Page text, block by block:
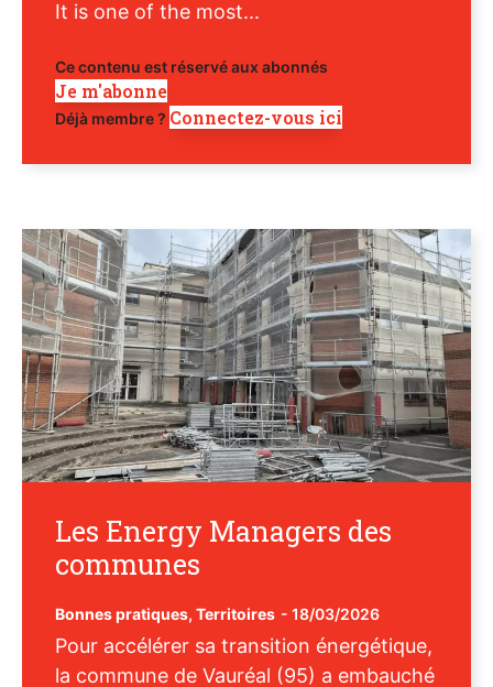
It is one of the most...
Ce contenu est réservé aux abonnés
Je m'abonne
Déjà membre ? Connectez-vous ici
Les Energy Managers des
communes
Bonnes pratiques, Territoires - 18/03/2026
Pour accélérer sa transition énergétique,
la commune de Vauréal (95) a embauché